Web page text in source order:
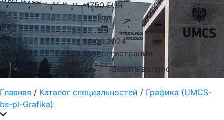
1750 EUR
Год
30.06.2024
Окончание регистрации
Поступить
Задать вопрос
Главная / Каталог специальностей / Графика (UMCS-
bs-pl-Grafika)